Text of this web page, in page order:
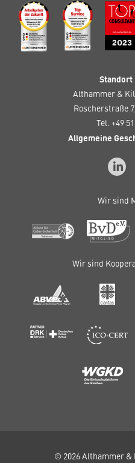
Standort
Althammer &
Roscherstraße
Tel. +49
Allgemeine
Wir sind
Wir sind
© 2026 Althammer &